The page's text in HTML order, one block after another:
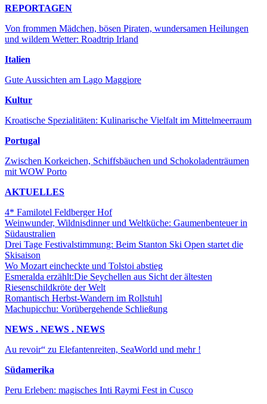
REPORTAGEN
Von frommen Mädchen, bösen Piraten, wundersamen Heilungen
und wildem Wetter: Roadtrip Irland
Italien
Gute Aussichten am Lago Maggiore
Kultur
Kroatische Spezialitäten: Kulinarische Vielfalt im Mittelmeerraum
Portugal
Zwischen Korkeichen, Schiffsbäuchen und Schokoladenträumen
mit WOW Porto
AKTUELLES
4* Familotel Feldberger Hof
Weinwunder, Wildnisdinner und Weltküche: Gaumenbenteuer in
Südaustralien
Drei Tage Festivalstimmung: Beim Stanton Ski Open startet die
Skisaison
Wo Mozart eincheckte und Tolstoi abstieg
Esmeralda erzählt:Die Seychellen aus Sicht der ältesten
Riesenschildkröte der Welt
Romantisch Herbst-Wandern im Rollstuhl
Machupicchu: Vorübergehende Schließung
NEWS . NEWS . NEWS
Au revoir“ zu Elefantenreiten, SeaWorld und mehr !
Südamerika
Peru Erleben: magisches Inti Raymi Fest in Cusco